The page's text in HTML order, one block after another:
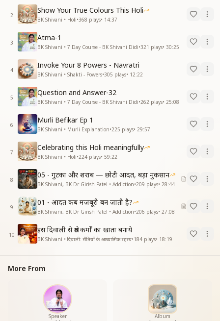
2
Show Your True Colours This Holi
BK Shivani • Holi•368 plays• 14:37
3
Atma-1
BK Shivani • 7 Day Course - BK Shivani Didi•321 plays• 30:25
4
Invoke Your 8 Powers - Navratri
BK Shivani • Shakti - Powers•305 plays• 12:22
5
Question and Answer-32
BK Shivani • 7 Day Course - BK Shivani Didi•262 plays• 25:08
6
Murli Befikar Ep 1
BK Shivani • Murli Explanation•225 plays• 29:57
7
Celebrating this Holi meaningfully
BK Shivani • Holi•224 plays• 59:22
8
05 - गुटका और शराब — छोटी आदत, बड़ा नुकसान
BK Shivani, BK Dr Girish Patel • Addiction•209 plays• 28:44
9
01 - आदत कब मजबूरी बन जाती है?
BK Shivani, BK Dr Girish Patel • Addiction•206 plays• 27:08
10
इस दिवाली से श्रेष्ठ कर्मों का खाता बनाये
BK Shivani • दिवाली: रीतियों के आध्यात्मिक रहस्य•184 plays• 18:19
More From
Speaker Album